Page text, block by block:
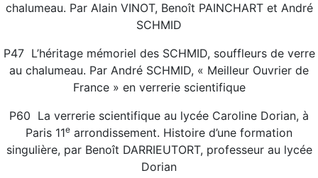
chalumeau. Par Alain VINOT, Benoît PAINCHART et André
SCHMID
P47 L’héritage mémoriel des SCHMID, souffleurs de verre
au chalumeau. Par André SCHMID, « Meilleur Ouvrier de
France » en verrerie scientifique
P60 La verrerie scientifique au lycée Caroline Dorian, à
Paris 11e arrondissement. Histoire d’une formation
singulière, par Benoît DARRIEUTORT, professeur au lycée
Dorian